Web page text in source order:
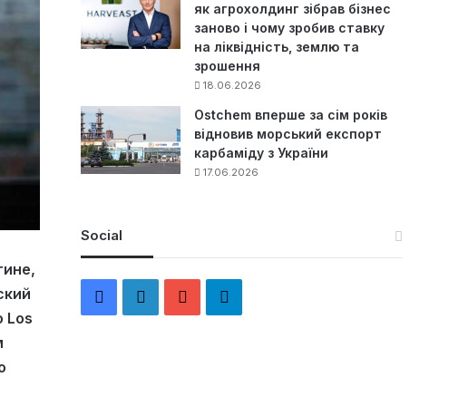
Los
як агрохолдинг зібрав бізнес
заново і чому зробив ставку
на ліквідність, землю та
зрошення
18.06.2026
Ostchem вперше за сім років
відновив морський експорт
карбаміду з України
17.06.2026
Social